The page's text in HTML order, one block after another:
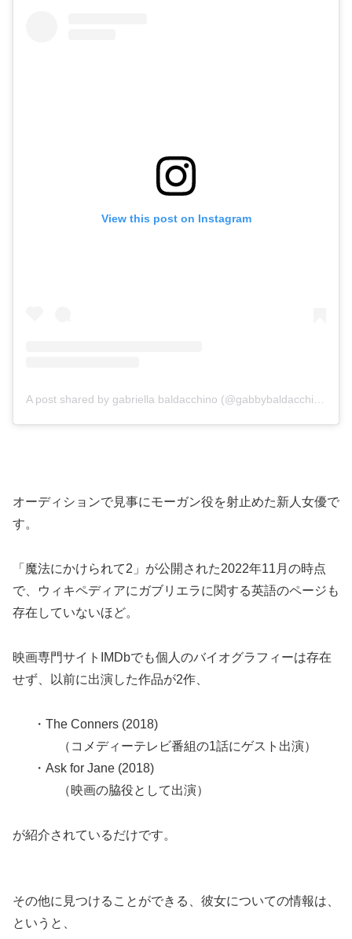
View this post on Instagram
A post shared by gabriella baldacchino (@gabbybaldacchino)
オーディションで見事にモーガン役を射止めた新人女優で
す。
「魔法にかけられて2」が公開された2022年11月の時点
で、ウィキペディアにガブリエラに関する英語のページも
存在していないほど。
映画専門サイトIMDbでも個人のバイオグラフィーは存在
せず、以前に出演した作品が2作、
・The Conners (2018)
（コメディーテレビ番組の1話にゲスト出演）
・Ask for Jane (2018)
（映画の脇役として出演）
が紹介されているだけです。
その他に見つけることができる、彼女についての情報は、
というと、